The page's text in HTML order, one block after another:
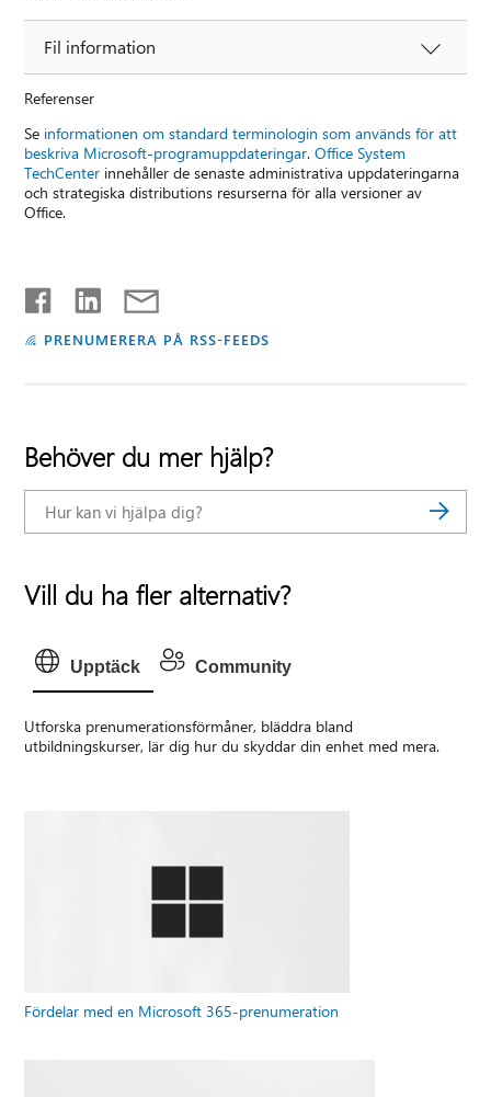
Fil information
Referenser
Se informationen om standard terminologin som används för att
beskriva Microsoft-programuppdateringar.Office System
TechCenter innehåller de senaste administrativa uppdateringarna
och strategiska distributions resurserna för alla versioner av
Office.
PRENUMERERA PÅ RSS-FEEDS
Behöver du mer hjälp?
Vill du ha fler alternativ?
Upptäck Community
Utforska prenumerationsförmåner, bläddra bland
utbildningskurser, lär dig hur du skyddar din enhet med mera.
Fördelar med en Microsoft 365-prenumeration